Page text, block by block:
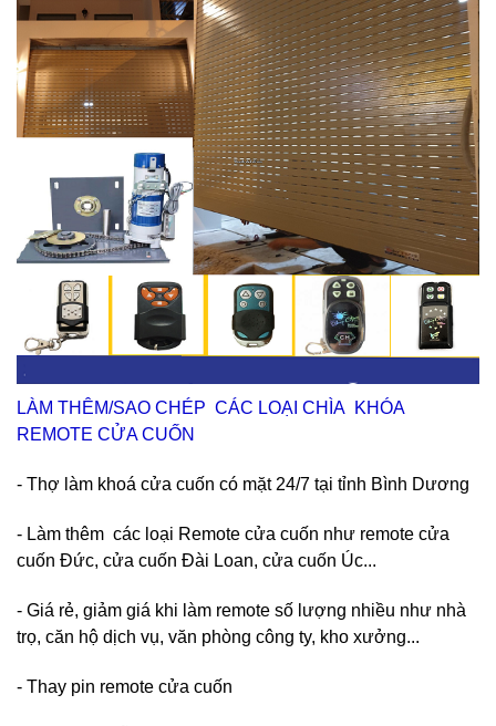
LÀM THÊM/SAO CHÉP CÁC LOẠI CHÌA KHÓA
REMOTE CỬA CUỐN
- Thợ làm khoá cửa cuốn có mặt 24/7 tại tỉnh Bình Dương
- Làm thêm các loại Remote cửa cuốn như remote cửa
cuốn Đức, cửa cuốn Đài Loan, cửa cuốn Úc...
- Giá rẻ, giảm giá khi làm remote số lượng nhiều như nhà
trọ, căn hộ dịch vụ, văn phòng công ty, kho xưởng...
- Thay pin remote cửa cuốn